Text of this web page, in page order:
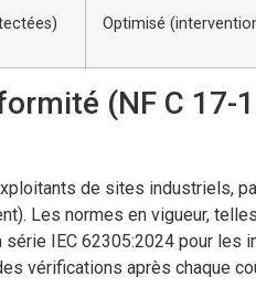
Optimisé
(NF C 17-
de sites industriels,
Les normes en vigueur,
IEC 62305:2024 pour les
vérifications après chaque